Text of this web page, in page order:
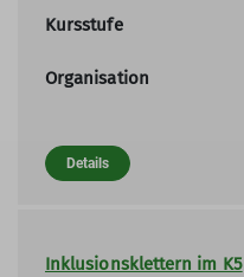
Kursstufe
Organisation
Details
Inklusionsklettern im K5